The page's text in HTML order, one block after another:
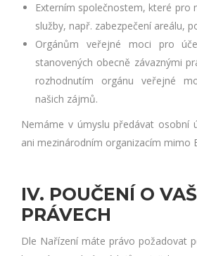
Externím společnostem, které pro
služby, např. zabezpečení areálu,
Orgánům veřejné moci pro
stanovených obecně závaznými
rozhodnutím orgánu veřejné
našich zájmů.
Nemáme v úmyslu předávat osobní
ani mezinárodním organizacím mimo
IV. POUČENÍ O
PRÁVECH
Dle Nařízení máte právo požadovat